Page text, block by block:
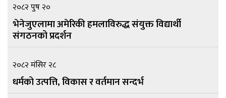
२०८२ पुष २०
भेनेजुएलामा अमेरिकी हमलाविरुद्ध संयुक्त विद्यार्थी
संगठनको प्रदर्शन
२०८२ मंसिर २८
धर्मको उत्पत्ति, विकास र वर्तमान सन्दर्भ